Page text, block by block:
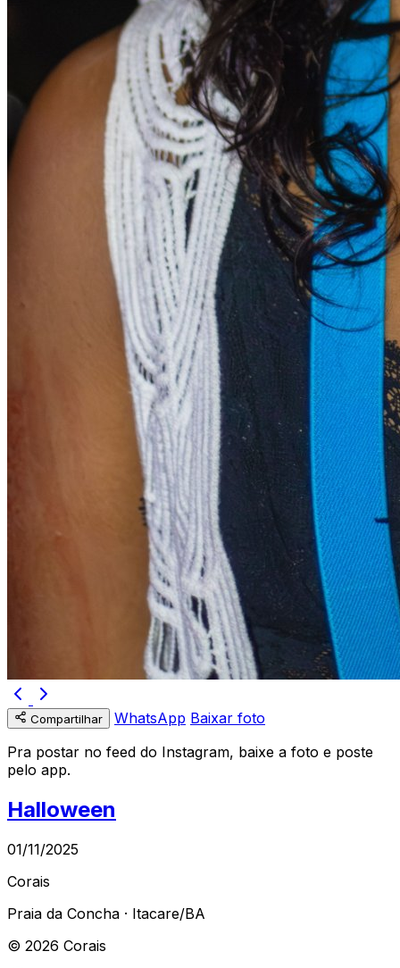
Compartilhar WhatsApp Baixar foto
Pra postar no feed do Instagram, baixe a foto e poste
pelo app.
Halloween
01/11/2025
Corais
Praia da Concha · Itacare/BA
© 2026 Corais